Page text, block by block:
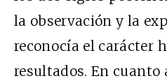
la observación y la
reconocía el carácter
resultados. En cuanto